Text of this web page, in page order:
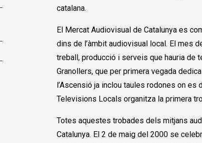
catalana.
El Mercat Audiovisual de Catalunya es
dins de l’àmbit audiovisual local. El mes
treball, producció i serveis que hauria de
Granollers, que per primera vegada
l’Ascensió ja inclou taules rodones on
Televisions Locals organitza la primera
Totes aquestes trobades dels mitjans
Catalunya. El 2 de maig del 2000 se